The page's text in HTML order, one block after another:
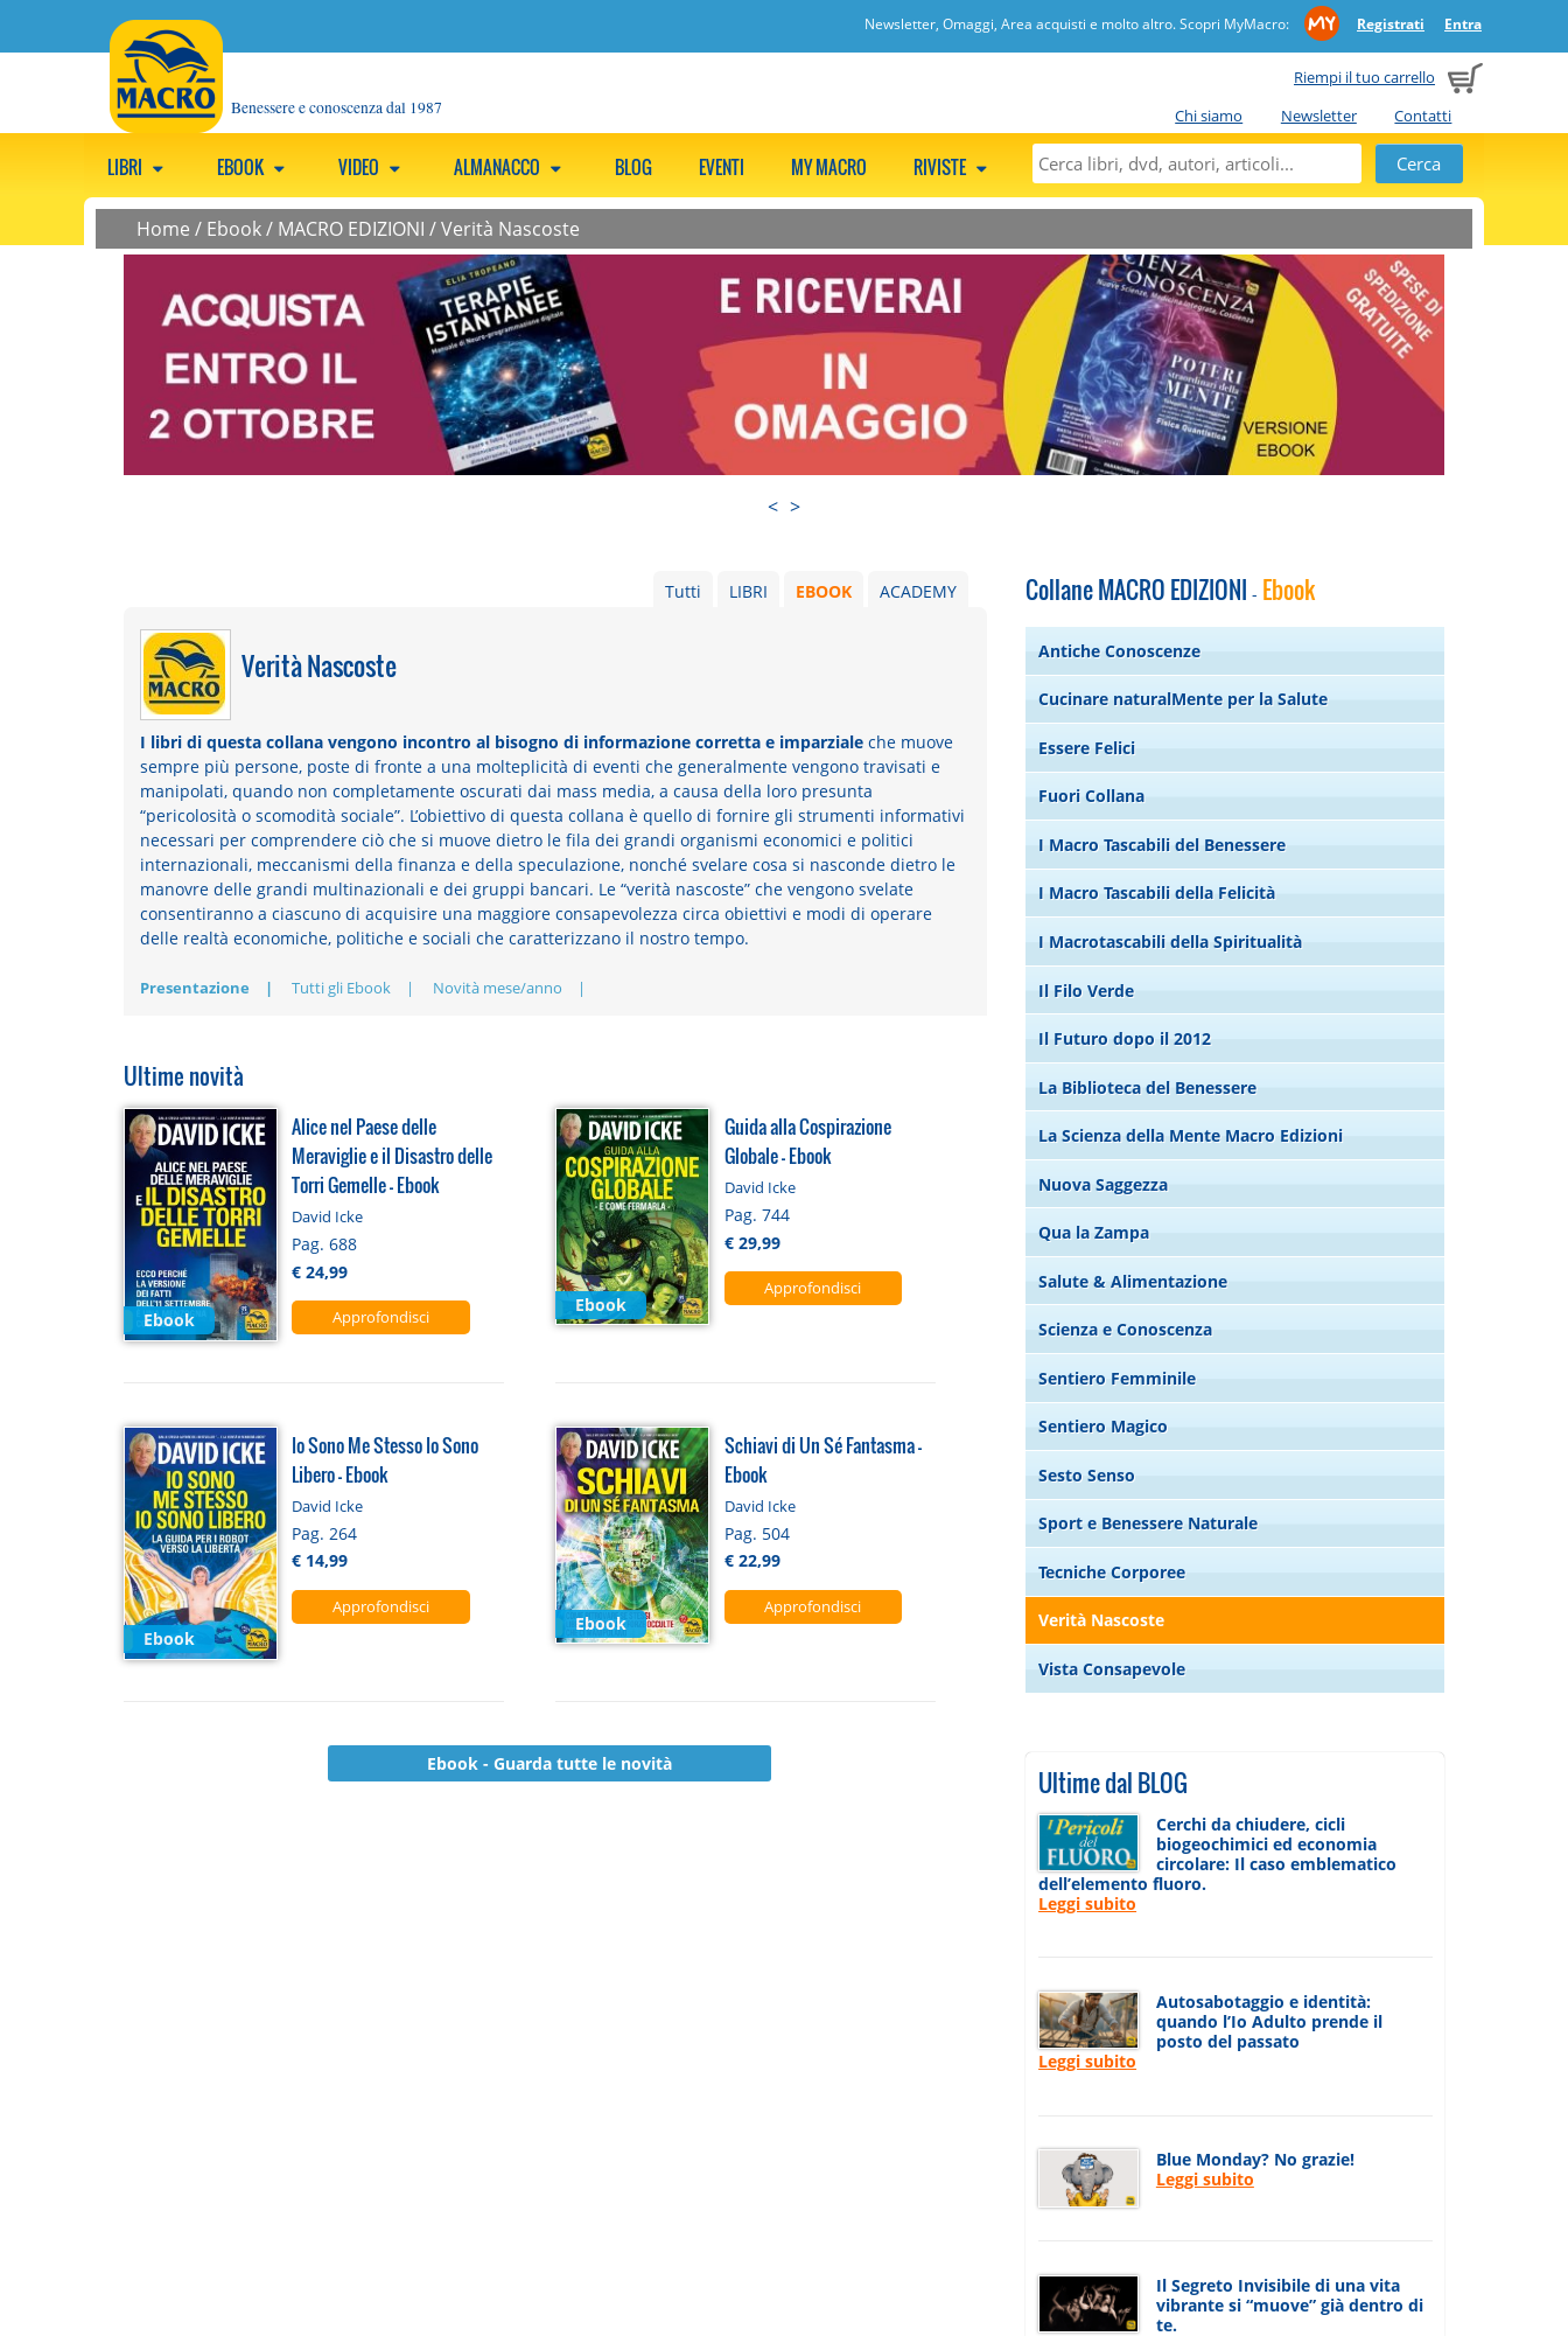
Newsletter, Omaggi, Area acquisti e molto altro. Scopri MyMacro: Registrati Entra
Riempi il tuo carrello
Chi siamo
Newsletter Contatti
Benessere e conoscenza dal 1987
LIBRI EBOOK VIDEO ALMANACCO BLOG EVENTI MY MACRO RIVISTE
Home / Ebook/ MACRO EDIZIONI /Verità Nascoste
< >
ACADEMY
EBOOK
LIBRI
Tutti
Verità Nascoste
I libri di questa collana vengono incontro al bisogno di informazione corretta e imparzialeche muove
sempre più persone, poste di fronte a una molteplicità di eventi che generalmente vengono travisati e
manipolati, quando non completamente oscurati dai mass media, a causa della loro presunta
“pericolosità o scomodità sociale”. L’obiettivo di questa collana è quello di fornire gli strumenti informativi
necessari per comprendere ciò che si muove dietro le fila dei grandi organismi economici e politici
internazionali, meccanismi della finanza e della speculazione, nonché svelare cosa si nasconde dietro le
manovre delle grandi multinazionali e dei gruppi bancari. Le “verità nascoste” che vengono svelate
consentiranno a ciascuno di acquisire una maggiore consapevolezza circa obiettivi e modi di operare
delle realtà economiche, politiche e sociali che caratterizzano il nostro tempo.
Presentazione Tutti gli Ebook Novità mese/anno
Ultime novità
Ebook
Alice nel Paese delle
Meraviglie e il Disastro delle
Torri Gemelle - Ebook
David Icke
Pag. 688
€ 24,99
Approfondisci
Ebook
Guida alla Cospirazione
Globale - Ebook
David Icke
Pag. 744
€ 29,99
Approfondisci
Ebook
Io Sono Me Stesso Io Sono
Libero - Ebook
David Icke
Pag. 264
€ 14,99
Approfondisci
Ebook
Schiavi di Un Sé Fantasma -
Ebook
David Icke
Pag. 504
€ 22,99
Approfondisci
Ebook - Guarda tutte le novità
Collane MACRO EDIZIONI - Ebook
Antiche Conoscenze
Cucinare naturalMente per la Salute
Essere Felici
Fuori Collana
I Macro Tascabili del Benessere
I Macro Tascabili della Felicità
I Macrotascabili della Spiritualità
Il Filo Verde
Il Futuro dopo il 2012
La Biblioteca del Benessere
La Scienza della Mente Macro Edizioni
Nuova Saggezza
Qua la Zampa
Salute & Alimentazione
Scienza e Conoscenza
Sentiero Femminile
Sentiero Magico
Sesto Senso
Sport e Benessere Naturale
Tecniche Corporee
Verità Nascoste
Vista Consapevole
Ultime dal BLOG
Cerchi da chiudere, cicli
biogeochimici ed economia
circolare: Il caso emblematico
dell’elemento fluoro.
Leggi subito
Autosabotaggio e identità:
quando l’Io Adulto prende il
posto del passato
Leggi subito
Blue Monday? No grazie!
Leggi subito
Il Segreto Invisibile di una vita
vibrante si “muove” già dentro di
te.